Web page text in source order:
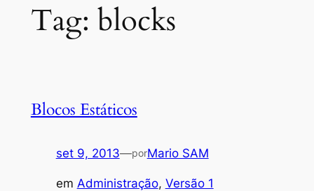
Tag: blocks
Blocos Estáticos
set 9, 2013—porMario SAM
em Administração, Versão 1